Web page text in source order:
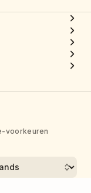
voorkeuren